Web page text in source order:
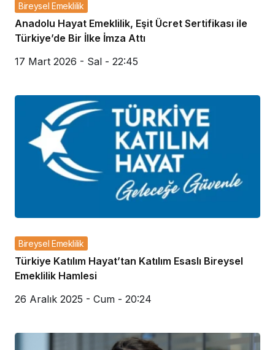
Bireysel Emeklilik
Anadolu Hayat Emeklilik, Eşit Ücret Sertifikası ile
Türkiye’de Bir İlke İmza Attı
17 Mart 2026 - Sal - 22:45
Bireysel Emeklilik
Türkiye Katılım Hayat’tan Katılım Esaslı Bireysel
Emeklilik Hamlesi
26 Aralık 2025 - Cum - 20:24